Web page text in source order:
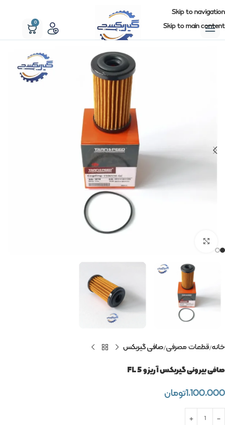
Skip to navigation
Skip to main content
0
خانه قطعات مصرفی صافی گیربکس
صافی بیرونی گیربکس آریزو 5 FL
1,100,000تومان